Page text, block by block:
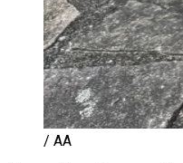
/ AA